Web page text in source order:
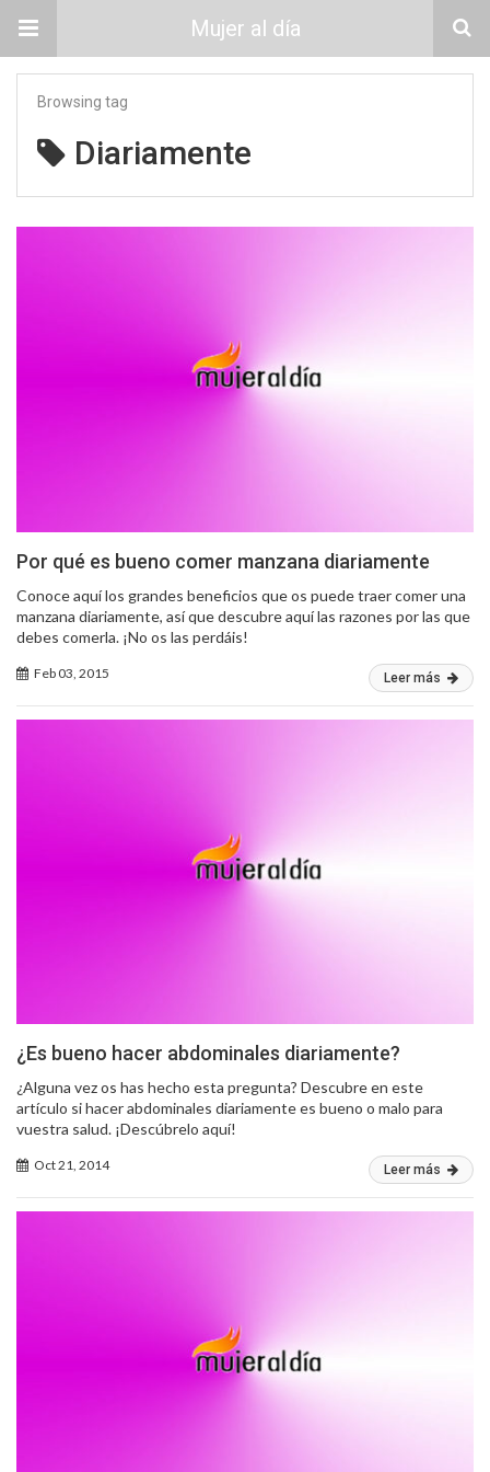
Mujer al día
Browsing tag
Diariamente
Por qué es bueno comer manzana diariamente
Conoce aquí los grandes beneficios que os puede traer comer una
manzana diariamente, así que descubre aquí las razones por las que
debes comerla. ¡No os las perdáis!
Feb 03, 2015 Leer más
¿Es bueno hacer abdominales diariamente?
¿Alguna vez os has hecho esta pregunta? Descubre en este
artículo si hacer abdominales diariamente es bueno o malo para
vuestra salud. ¡Descúbrelo aquí!
Oct 21, 2014 Leer más